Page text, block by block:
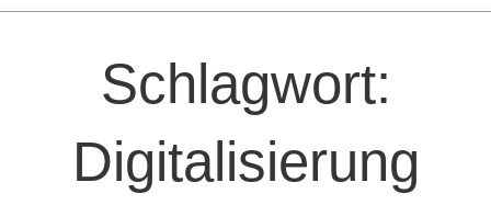
Schlagwort:
Digitalisierung